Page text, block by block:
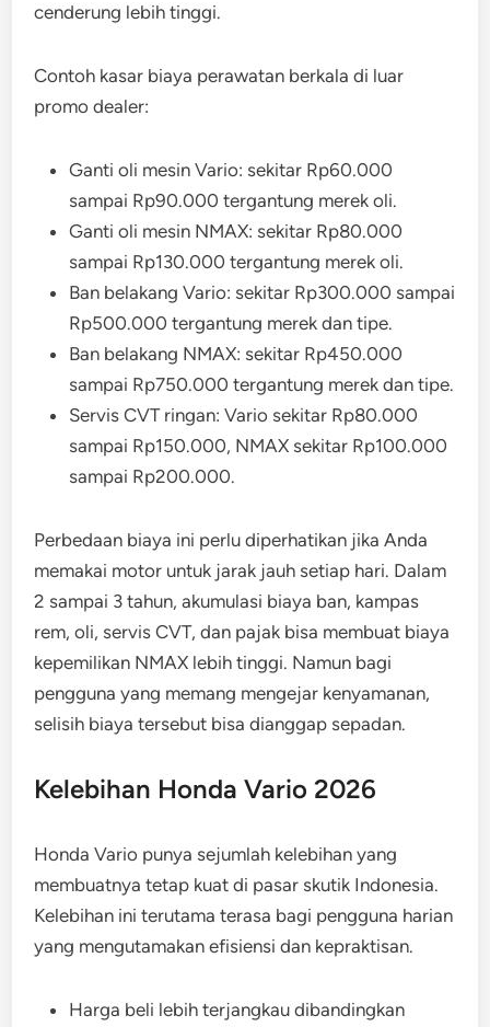
cenderung lebih tinggi.
Contoh kasar biaya perawatan berkala di luar
promo dealer:
Ganti oli mesin Vario: sekitar Rp60.000
sampai Rp90.000 tergantung merek oli.
Ganti oli mesin NMAX: sekitar Rp80.000
sampai Rp130.000 tergantung merek oli.
Ban belakang Vario: sekitar Rp300.000 sampai
Rp500.000 tergantung merek dan tipe.
Ban belakang NMAX: sekitar Rp450.000
sampai Rp750.000 tergantung merek dan tipe.
Servis CVT ringan: Vario sekitar Rp80.000
sampai Rp150.000, NMAX sekitar Rp100.000
sampai Rp200.000.
Perbedaan biaya ini perlu diperhatikan jika Anda
memakai motor untuk jarak jauh setiap hari. Dalam
2 sampai 3 tahun, akumulasi biaya ban, kampas
rem, oli, servis CVT, dan pajak bisa membuat biaya
kepemilikan NMAX lebih tinggi. Namun bagi
pengguna yang memang mengejar kenyamanan,
selisih biaya tersebut bisa dianggap sepadan.
Kelebihan Honda Vario 2026
Honda Vario punya sejumlah kelebihan yang
membuatnya tetap kuat di pasar skutik Indonesia.
Kelebihan ini terutama terasa bagi pengguna harian
yang mengutamakan efisiensi dan kepraktisan.
Harga beli lebih terjangkau dibandingkan